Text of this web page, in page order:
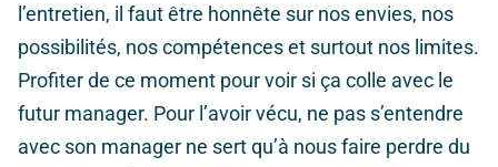
l’entretien, il faut être honnête sur nos envies, nos
possibilités, nos compétences et surtout nos limites.
Profiter de ce moment pour voir si ça colle avec le
futur manager. Pour l’avoir vécu, ne pas s’entendre
avec son manager ne sert qu’à nous faire perdre du